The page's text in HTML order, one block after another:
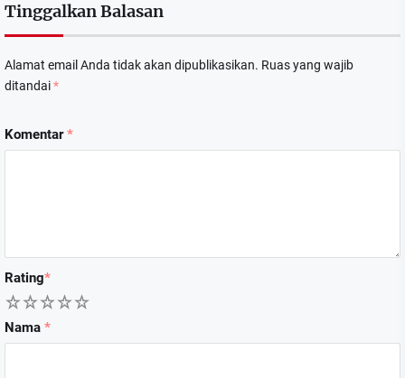
Tinggalkan Balasan
Alamat email Anda tidak akan dipublikasikan. Ruas yang wajib
ditandai*
Komentar*
Rating*
5
4
3
2
Nama *